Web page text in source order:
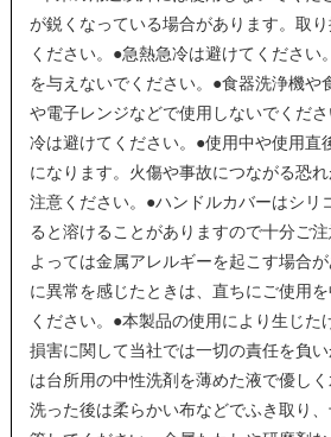
が鋭くなっている場合があります。取
ください。●急熱急冷は避けてください
を与えないでください。●食器洗浄機や
や電子レンジなどで使用しないでくだ
冷は避けてください。●使用中や使用直
になります。火傷や事故につながる恐
注意ください。●ハンドルカバーはシリ
ると溶けることがありますので十分ご
よっては金属アレルギーを起こす場合
に異常を感じたときは、直ちにご使用
ください。●本製品の使用により生じた
損害に関して当社では一切の責任を負
は台所用の中性洗剤を薄めた液で優しく
洗った後は柔らかい布などでふき取り